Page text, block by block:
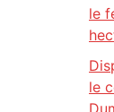
le
le